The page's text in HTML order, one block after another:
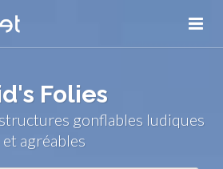
Folies
gonflables ludiques
et agréables